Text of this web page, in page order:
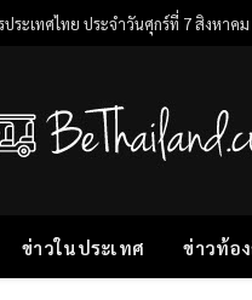
ระเทศไทย ประจำวันศุกร์ที่ 7 สิงหาค
ข่าวในประเทศ ข่าวท้อ